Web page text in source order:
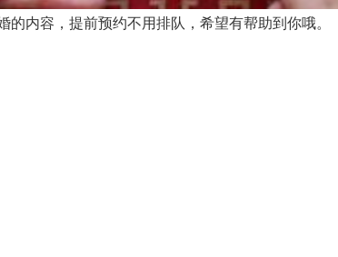
内容，提前预约不用排队，希望有帮助到你哦。